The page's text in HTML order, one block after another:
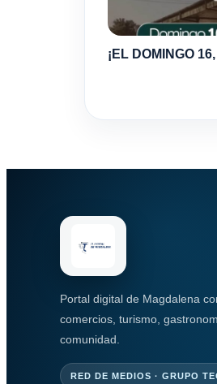
¡EL DOMINGO
Portal digital de Magdalena
comercios, turismo,
comunidad.
RED DE MEDIOS · GRUPO